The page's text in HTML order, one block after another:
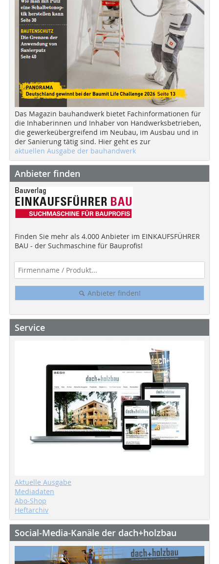
Das Magazin bauhandwerk bietet Fachinformationen für
die Inhaberinnen und Inhaber von Handwerksbetrieben,
die gewerkeübergreifend im Neubau, im Ausbau und in
der Sanierung tätig sind. Hier geht es zur
aktuellen Ausgabe der bauhandwerk
Anbieter finden
Finden Sie mehr als 4.000 Anbieter im EINKAUFSFÜHRER
BAU - der Suchmaschine für Bauprofis!
Anbieter finden!
Service
Aktuelle Ausgabe
Mediadaten
Abo-Shop
Heftarchiv
Social-Media-Kanäle der dach+holzbau